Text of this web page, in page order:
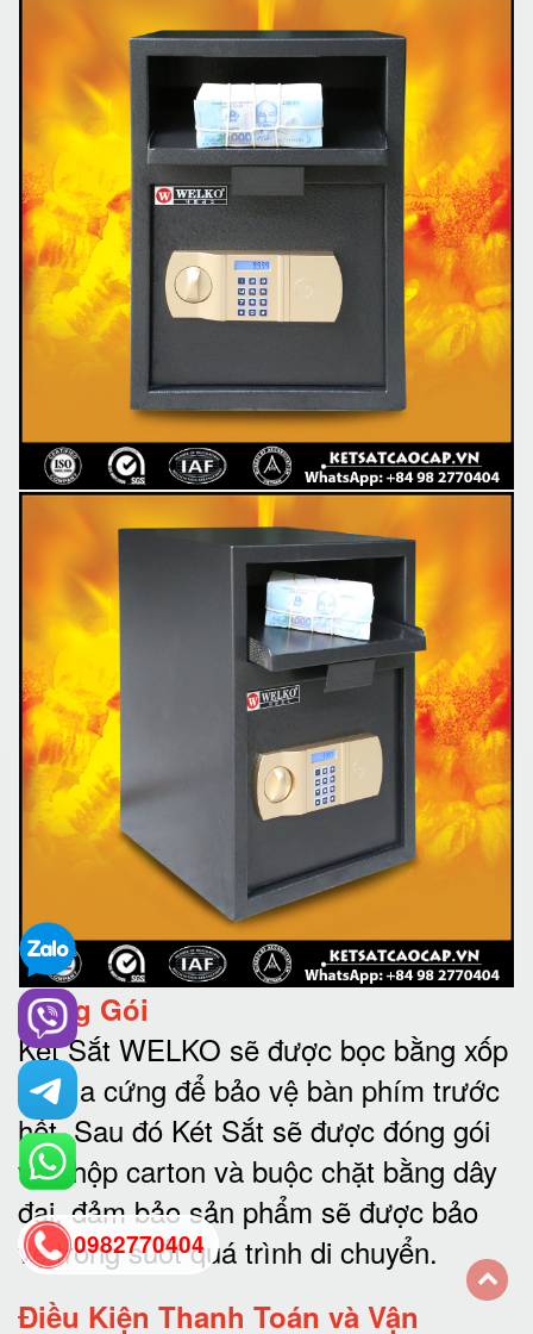
Đóng Gói
Két Sắt WELKO sẽ được bọc bằng xốp
và bìa cứng để bảo vệ bàn phím trước
hết. Sau đó Két Sắt sẽ được đóng gói
vào hộp carton và buộc chặt bằng dây
đai, đảm bảo sản phẩm sẽ được bảo
vệ trong suốt quá trình di chuyển.
Điều Kiện Thanh Toán và Vận
0982770404